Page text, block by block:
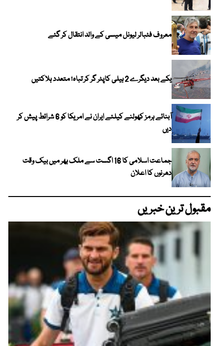
معروف فٹبالر لیونل میسی کے والد انتقال کر گئے
یکے بعد دیگرے 2 ہیلی کاپٹر گر کر تباہ؛ متعدد ہلاکتیں
آبنائے ہرمز کھولنے کیلئے ایران نے امریکا کو 6 شرائط پیش کر
دیں
جماعت اسلامی کا 16 اگست سے ملک بھر میں بیک وقت
دھرنوں کا اعلان
مقبول ترین خبریں